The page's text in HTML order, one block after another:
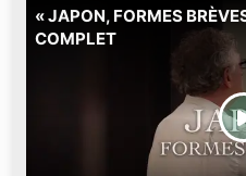
« JAPON, FORMES
COMPLET